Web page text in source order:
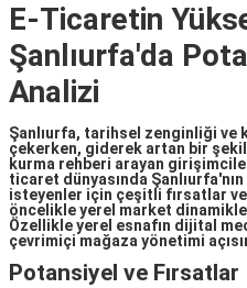
E-Ticaretin
Şanlıurfa'da
Analizi
Şanlıurfa, tarihsel zenginliği ve
çekerken, giderek artan bir
kurma rehberi arayan
ticaret dünyasında
isteyenler için çeşitli fırsatlar
öncelikle yerel market
Özellikle yerel esnafın dijital
çevrimiçi mağaza yönetimi
Potansiyel ve Fırsatlar